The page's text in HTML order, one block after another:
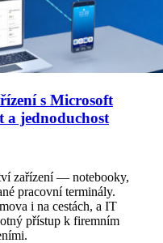
s Microsoft
a jednoduchost
zařízení — notebooky,
pracovní terminály.
i na cestách, a IT
přístup k firemním